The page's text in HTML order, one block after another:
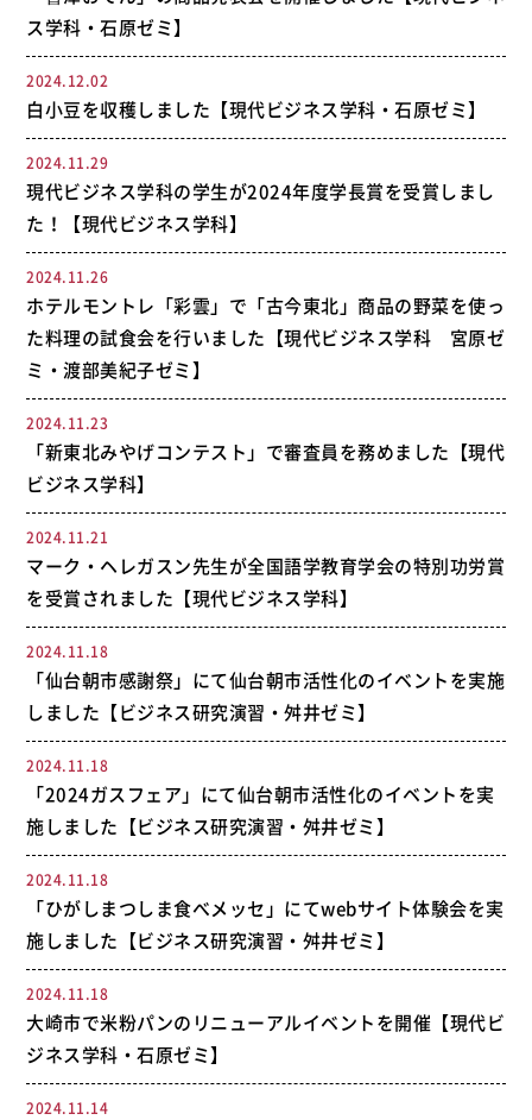
ス学科・石原ゼミ】
2024.12.02
白小豆を収穫しました【現代ビジネス学科・石原ゼミ】
2024.11.29
現代ビジネス学科の学生が2024年度学長賞を受賞しまし
た！【現代ビジネス学科】
2024.11.26
ホテルモントレ「彩雲」で「古今東北」商品の野菜を使っ
た料理の試食会を行いました【現代ビジネス学科 宮原ゼ
ミ・渡部美紀子ゼミ】
2024.11.23
「新東北みやげコンテスト」で審査員を務めました【現代
ビジネス学科】
2024.11.21
マーク・ヘレガスン先生が全国語学教育学会の特別功労賞
を受賞されました【現代ビジネス学科】
2024.11.18
「仙台朝市感謝祭」にて仙台朝市活性化のイベントを実施
しました【ビジネス研究演習・舛井ゼミ】
2024.11.18
「2024ガスフェア」にて仙台朝市活性化のイベントを実
施しました【ビジネス研究演習・舛井ゼミ】
2024.11.18
「ひがしまつしま食べメッセ」にてwebサイト体験会を実
施しました【ビジネス研究演習・舛井ゼミ】
2024.11.18
大崎市で米粉パンのリニューアルイベントを開催【現代ビ
ジネス学科・石原ゼミ】
2024.11.14